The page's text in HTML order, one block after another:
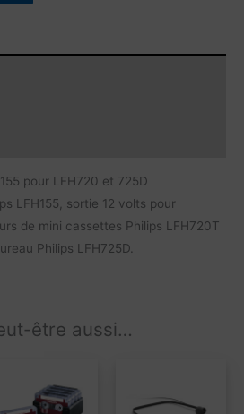
pour LFH720 et 725D
LFH155, sortie 12 volts pour
de mini cassettes Philips LFH720T
Philips LFH725D.
être aussi…